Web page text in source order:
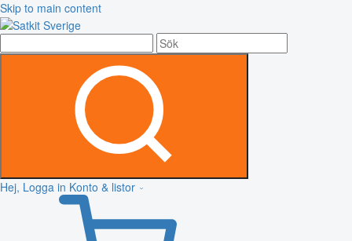
Skip to main content
Hej, Logga in Konto & listor